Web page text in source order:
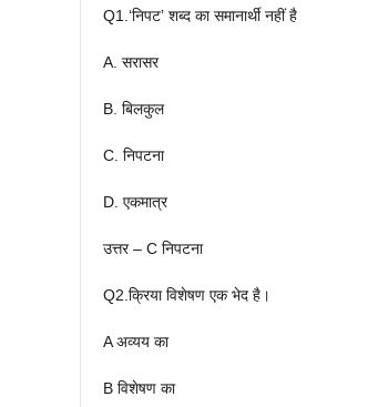
Q1.‘निपट’ शब्द का समानार्थी नहीं है
A. सरासर
B. बिलकुल
C. निपटना
D. एकमात्र
उत्तर – C निपटना
Q2.क्रिया विशेषण एक भेद है।
A अव्यय का
B विशेषण का